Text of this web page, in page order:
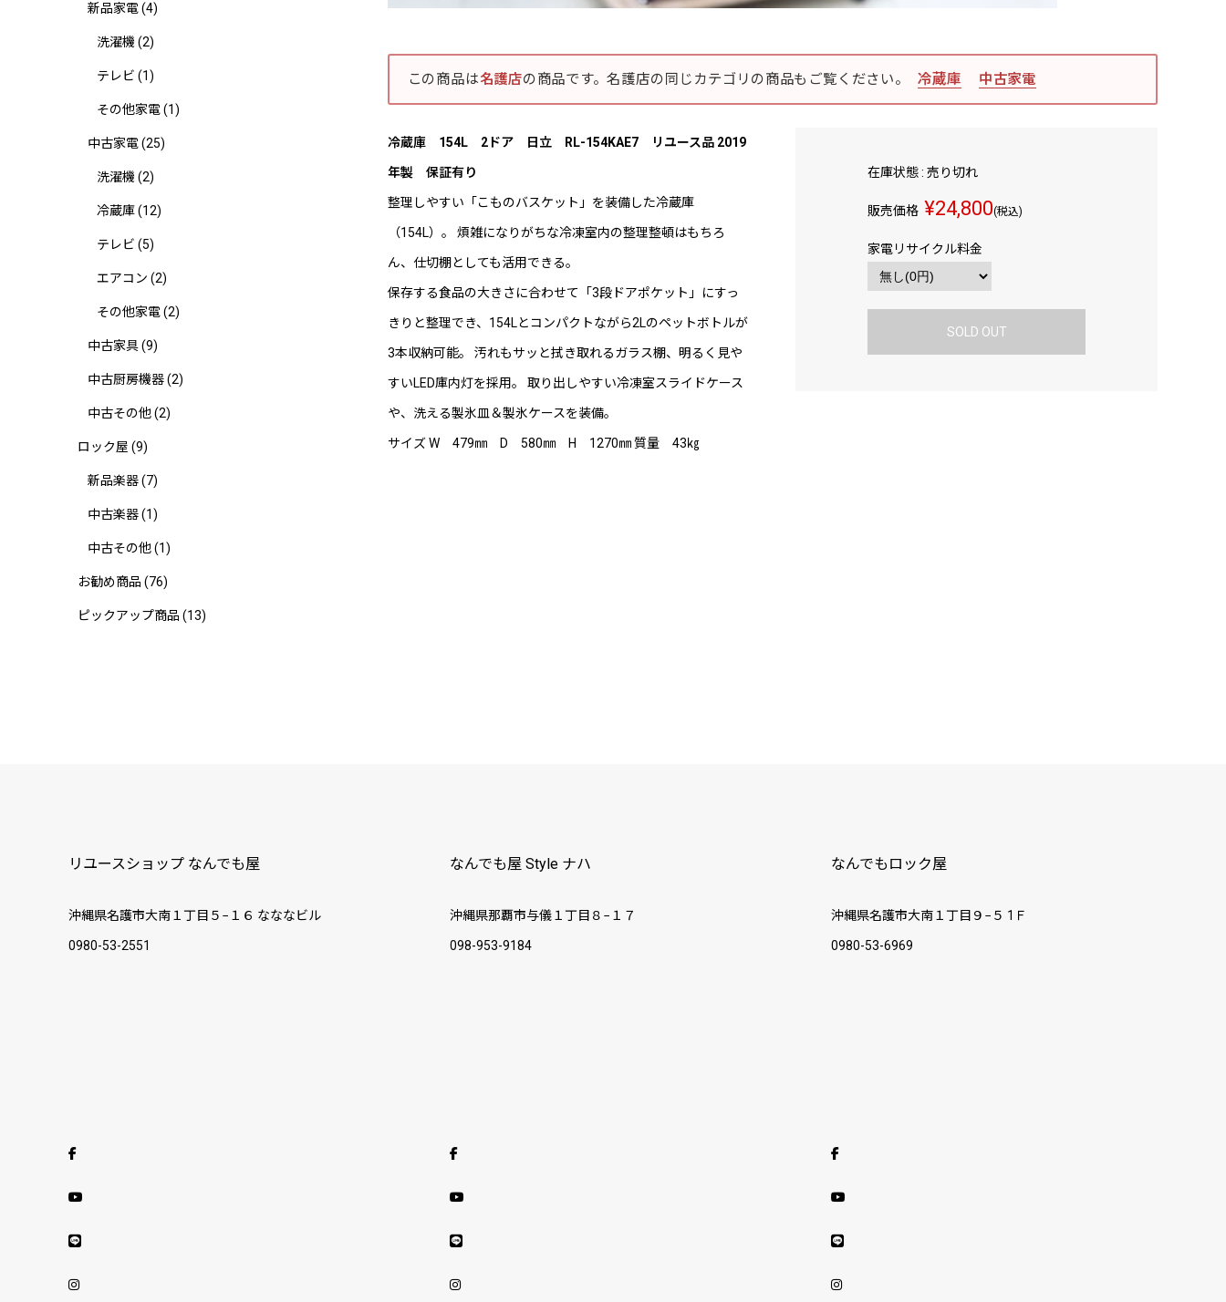
この商品は名護店の商品です。名護店の同じカテゴリの商品もご覧ください。 冷蔵庫 中古家電
冷蔵庫 154L 2ドア 日立 RL-154KAE7 リユース品 2019
年製 保証有り
整理しやすい「こものバスケット」を装備した冷蔵庫
（154L）。 煩雑になりがちな冷凍室内の整理整頓はもちろ
ん、仕切棚としても活用できる。
保存する食品の大きさに合わせて「3段ドアポケット」にすっ
きりと整理でき、154Lとコンパクトながら2Lのペットボトルが
3本収納可能。 汚れもサッと拭き取れるガラス棚、明るく見や
すいLED庫内灯を採用。 取り出しやすい冷凍室スライドケース
や、洗える製氷皿＆製氷ケースを装備。
サイズ W 479㎜ D 580㎜ H 1270㎜ 質量 43㎏
在庫状態 : 売り切れ
販売価格 ¥24,800(税込)
家電リサイクル料金
SOLD OUT
新品家電(4)
洗濯機 (2)
テレビ (1)
その他家電(1)
中古家電(25)
洗濯機 (2)
冷蔵庫(12)
テレビ (5)
エアコン (2)
その他家電(2)
中古家具(9)
中古厨房機器(2)
中古その他(2)
ロック屋 (9)
新品楽器(7)
中古楽器(1)
中古その他(1)
お勧め商品 (76)
ピックアップ商品 (13)
リユースショップ なんでも屋
沖縄県名護市大南１丁目５−１６ なななビル
0980-53-2551
なんでも屋 Style ナハ
沖縄県那覇市与儀１丁目８−１７
098-953-9184
なんでもロック屋
沖縄県名護市大南１丁目９−５ 1Ｆ
0980-53-6969